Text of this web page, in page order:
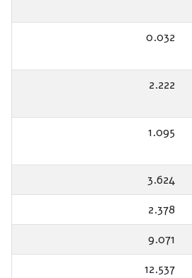
0.032
2.222
1.095
3.624
2.378
9.071
12.537